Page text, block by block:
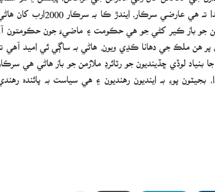
گريجوئٽي ۽ ملازمت جي موقعي ۾ ممڪنا کوٽ ڪرڻ وارا شرط هوندا ته هي عارضي سرڪار، ايندڙ ڪا به سرڪار 2000ارب کان هاڻي
ته برداشت ڪري پر 33لک رٽايرڊ ملازمن جو بارُ ڪير کڻي جو هي حڪومت ۽ ماضيءَ جون حڪومتون آءِ
ملڪ جي دهانا ڪڍي ويون. هاڻي به ساڳي ئي اميد آهي ته
لوڏي ڇڏينديون جو رٽائرڊ ملازمن جو بارُ هاڻي هي سرڪار
پوءِ به اينديون رهنديون ۽ هي سياست به پائنده رهندي